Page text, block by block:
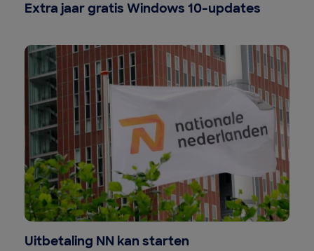
Extra jaar gratis Windows 10-updates
Uitbetaling NN kan starten